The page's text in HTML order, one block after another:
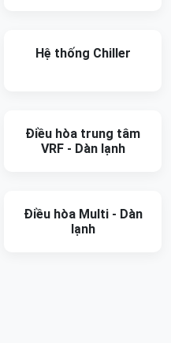
Hệ thống Chiller
Điều hòa trung tâm
VRF - Dàn lạnh
Điều hòa Multi - Dàn
lạnh